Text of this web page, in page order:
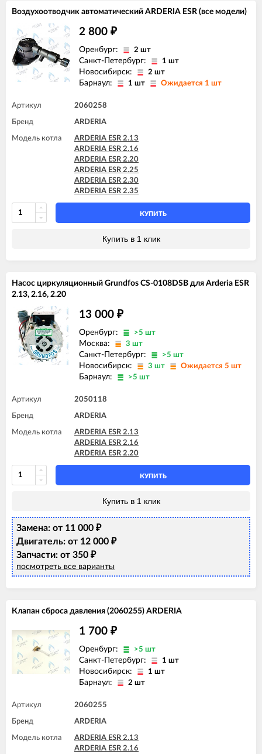
Воздухоотводчик автоматический ARDERIA ESR (все модели)
2 800 ₽
Оренбург: 2 шт
Санкт-Петербург: 1 шт
Новосибирск: 2 шт
Барнаул: 1 шт Ожидается 1 шт
Артикул 2060258
Бренд ARDERIA
Модель котла
ARDERIA ESR 2.13
ARDERIA ESR 2.16
ARDERIA ESR 2.20
ARDERIA ESR 2.25
ARDERIA ESR 2.30
ARDERIA ESR 2.35
КУПИТЬ
Купить в 1 клик
Насос циркуляционный Grundfos CS-0108DSB для Arderia ESR
2.13, 2.16, 2.20
13 000 ₽
Оренбург: >5 шт
Москва: 3 шт
Санкт-Петербург: >5 шт
Новосибирск: 3 шт Ожидается 5 шт
Барнаул: >5 шт
Артикул 2050118
Бренд ARDERIA
Модель котла
ARDERIA ESR 2.13
ARDERIA ESR 2.16
ARDERIA ESR 2.20
КУПИТЬ
Купить в 1 клик
Замена: от 11 000 ₽
Двигатель: от 12 000 ₽
Запчасти: от 350 ₽
посмотреть все варианты
Клапан сброса давления (2060255) ARDERIA
1 700 ₽
Оренбург: >5 шт
Санкт-Петербург: 1 шт
Новосибирск: 1 шт
Барнаул: 2 шт
Артикул 2060255
Бренд ARDERIA
Модель котла
ARDERIA ESR 2.13
ARDERIA ESR 2.16